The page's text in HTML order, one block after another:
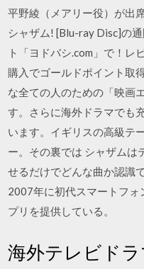
平野綾（メアリー役）が出
シャザム! [Blu-ray Disc]の
ト「ヨドバシ.com」で！レ
購入でゴールドポイント取
な全ての人のための「映画
す。さらに海外ドラマでも
います。イギリスの高級テ
ー。その裏では シャザムは
せるだけでどんな曲か認識
2007年に初代スマートフォ
プリを提供している。
海外テレビド